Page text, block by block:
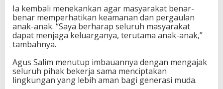
a
l
a
m
r
i
Ia kembali menekankan agar masyarakat benar-
benar memperhatikan keamanan dan pergaulan
anak-anak. “Saya berharap seluruh masyarakat
dapat menjaga keluarganya, terutama anak-anak,”
tambahnya.
Agus Salim menutup imbauannya dengan mengajak
seluruh pihak bekerja sama menciptakan
lingkungan yang lebih aman bagi generasi muda.